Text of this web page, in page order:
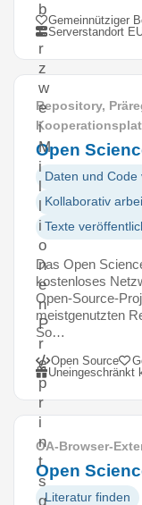
b
e
r
z
w
e
i
M
i
l
l
i
o
n
e
n
P
r
e
p
r
i
n
t
s
g
Gemeinnütziger
Serverstandort
Repository,
Open
Daten und Code
Kollaborativ
Texte
Das Open
kostenloses
Open-Source-
meistgenutzten
So…
Open Source
Uneingeschränkt
OA-Browser-
Open
Literatur finden